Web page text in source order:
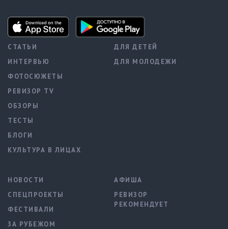
СТАТЬИ
ИНТЕРВЬЮ
ФОТОСЮЖЕТЫ
РЕВИЗОР TV
ОБЗОРЫ
ТЕСТЫ
БЛОГИ
КУЛЬТУРА В ЛИЦАХ
ДЛЯ ДЕТЕЙ
ДЛЯ МОЛОДЕЖИ
НОВОСТИ
СПЕЦПРОЕКТЫ
ФЕСТИВАЛИ
ЗА РУБЕЖОМ
АФИША
РЕВИЗОР
РЕКОМЕНДУЕТ